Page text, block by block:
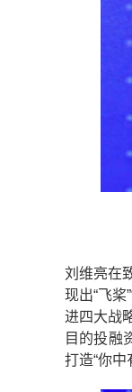
刘维亮在
现出“飞
进四大战
目的投融
打造“你中